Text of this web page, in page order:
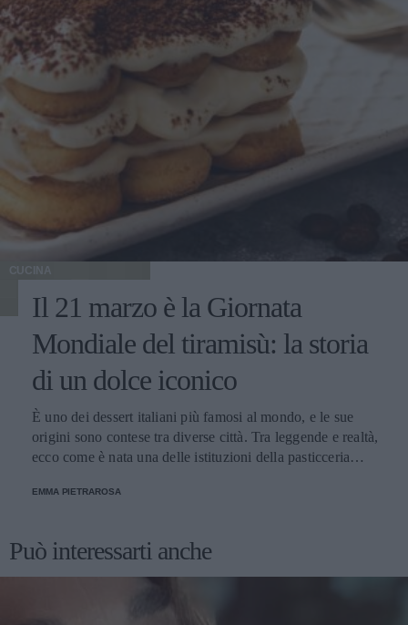
CUCINA
Il 21 marzo è la Giornata
Mondiale del tiramisù: la storia
di un dolce iconico
È uno dei dessert italiani più famosi al mondo, e le sue
origini sono contese tra diverse città. Tra leggende e realtà,
ecco come è nata una delle istituzioni della pasticceria
EMMA PIETRAROSA
Può interessarti anche